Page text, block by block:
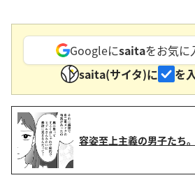
Googleにsaitaをお気に
saita(サイタ)に
を
容姿至上主義の男子たち